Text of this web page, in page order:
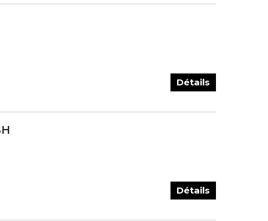
Détails
Détails